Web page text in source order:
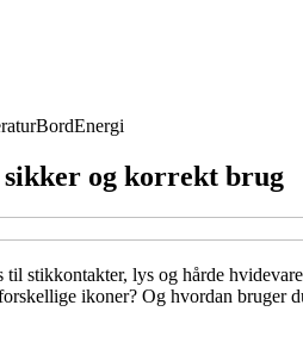
BordEnergi
sikker og korrekt brug
stikkontakter, lys og hårde
ikoner? Og hvordan